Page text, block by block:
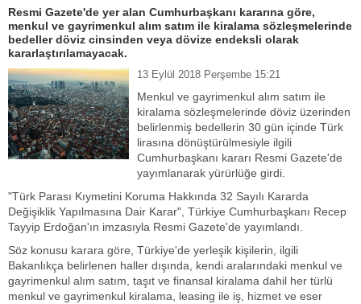
Resmi Gazete'de yer alan Cumhurbaşkanı kararına göre,
menkul ve gayrimenkul alım satım ile kiralama sözleşmelerinde
bedeller döviz cinsinden veya dövize endeksli olarak
kararlaştırılamayacak.
13 Eylül 2018 Perşembe 15:21
Menkul ve gayrimenkul alım satım ile
kiralama sözleşmelerinde döviz üzerinden
belirlenmiş bedellerin 30 gün içinde Türk
lirasına dönüştürülmesiyle ilgili
Cumhurbaşkanı kararı Resmi Gazete'de
yayımlanarak yürürlüğe girdi.
"Türk Parası Kıymetini Koruma Hakkında 32 Sayılı Kararda
Değişiklik Yapılmasına Dair Karar", Türkiye Cumhurbaşkanı Recep
Tayyip Erdoğan'ın imzasıyla Resmi Gazete'de yayımlandı.
Söz konusu karara göre, Türkiye'de yerleşik kişilerin, ilgili
Bakanlıkça belirlenen haller dışında, kendi aralarındaki menkul ve
gayrimenkul alım satım, taşıt ve finansal kiralama dahil her türlü
menkul ve gayrimenkul kiralama, leasing ile iş, hizmet ve eser